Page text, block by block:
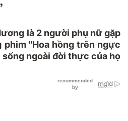
là 2 người phụ nữ gặp
phim "Hoa hồng trên ngực
ngoài đời thực của họ